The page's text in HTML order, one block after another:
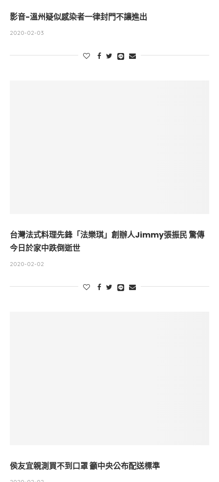
影音-溫州疑似感染者一律封門不讓進出
2020-02-03
台灣法式料理先鋒「法樂琪」創辦人Jimmy張振民 驚傳
今日於家中跌倒逝世
2020-02-02
侯友宜親測買不到口罩 籲中央公布配送標準